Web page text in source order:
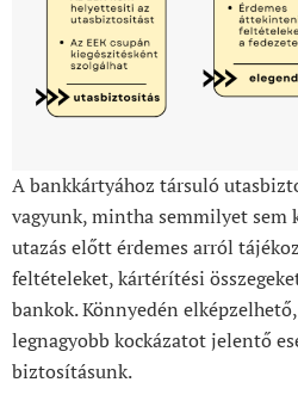
A bankkártyához társuló
vagyunk, mintha semmilyet sem
utazás előtt érdemes arról
feltételeket, kártérítési
bankok. Könnyedén
legnagyobb kockázatot jelentő
biztosításunk.